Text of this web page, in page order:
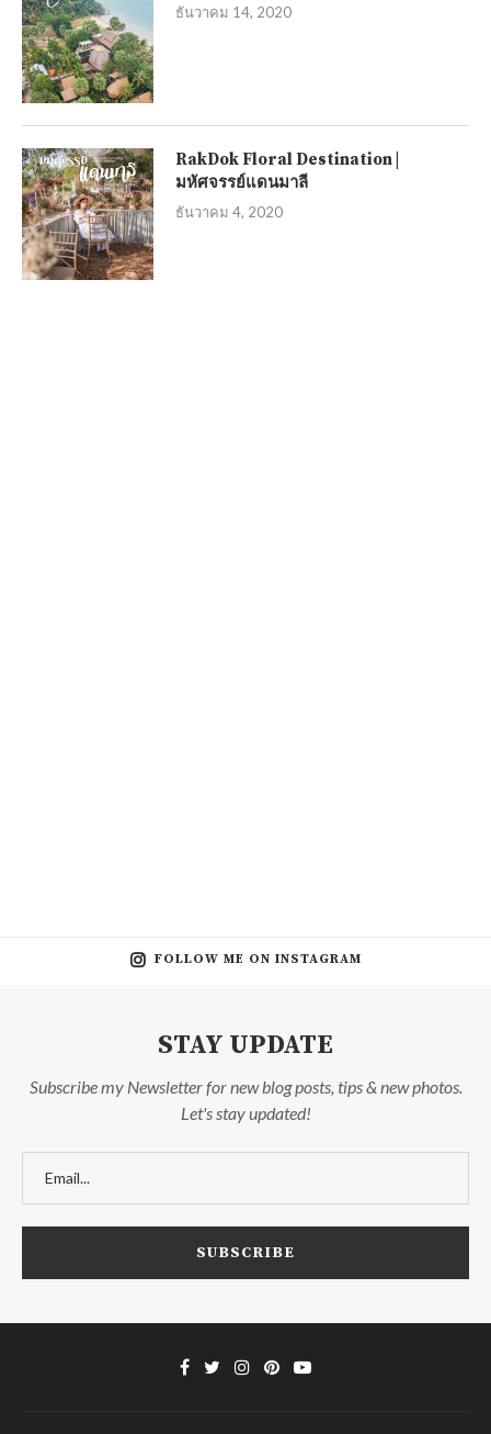
ธันวาคม 14, 2020
RakDok Floral Destination |
มหัศจรรย์แดนมาลี
ธันวาคม 4, 2020
FOLLOW ME ON INSTAGRAM
STAY UPDATE
Subscribe my Newsletter for new blog posts, tips & new photos.
Let's stay updated!